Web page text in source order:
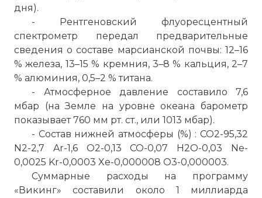
дня).
- Рентгеновский флуоресцентный
спектрометр передал предварительные
сведения о составе марсианской почвы: 12–16
% железа, 13–15 % кремния, 3–8 % кальция, 2–7
% алюминия, 0,5–2 % титана.
- Атмосферное давление составило 7,6
мбар (на Земле на уровне океана барометр
показывает 760 мм рт. ст., или 1013 мбар).
- Состав нижней атмосферы (%) : CO2-95,32
N2-2,7 Ar-1,6 O2-0,13 CO-0,07 H2O-0,03 Ne-
0,0025 Kr-0,0003 Xe-0,000008 O3-0,000003.
Суммарные расходы на программу
«Викинг» составили около 1 миллиарда
Вернуться в статью: "Викинг-1" - первая